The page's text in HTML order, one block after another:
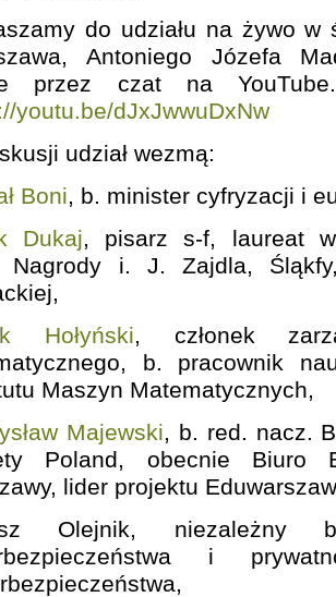
do udziału na żywo w
Antoniego Józefa
przez czat na
youtu.be/dJxJwwuDxNw
udział wezmą:
Boni, b. minister cyfryzacji i
Dukaj, pisarz s-f, laureat
Nagrody i. J. Zajdla,
Hołyński, członek
b. pracownik
Maszyn Matematycznych,
Majewski, b. red. nacz.
Poland, obecnie Biuro
lider projektu
Olejnik, niezależny
i